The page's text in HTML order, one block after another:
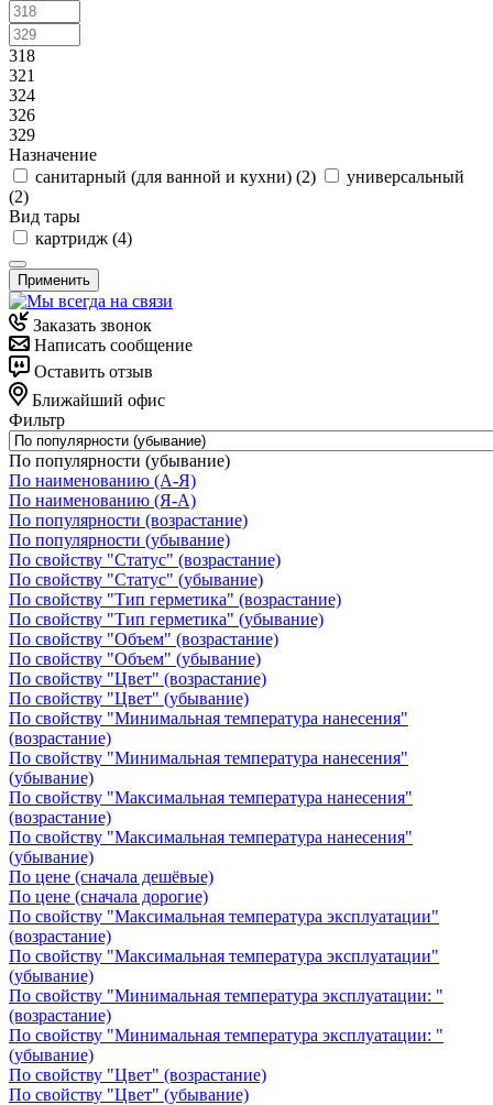
318
321
324
326
329
Назначение
санитарный (для ванной и кухни) (2)
универсальный
(2)
Вид тары
картридж (4)
Применить
Заказать звонок
Написать сообщение
Оставить отзыв
Ближайший офис
Фильтр
По популярности (убывание)
По наименованию (А-Я)
По наименованию (Я-А)
По популярности (возрастание)
По популярности (убывание)
По свойству "Статус" (возрастание)
По свойству "Статус" (убывание)
По свойству "Тип герметика" (возрастание)
По свойству "Тип герметика" (убывание)
По свойству "Объем" (возрастание)
По свойству "Объем" (убывание)
По свойству "Цвет" (возрастание)
По свойству "Цвет" (убывание)
По свойству "Минимальная температура нанесения"
(возрастание)
По свойству "Минимальная температура нанесения"
(убывание)
По свойству "Максимальная температура нанесения"
(возрастание)
По свойству "Максимальная температура нанесения"
(убывание)
По цене (сначала дешёвые)
По цене (сначала дорогие)
По свойству "Максимальная температура эксплуатации"
(возрастание)
По свойству "Максимальная температура эксплуатации"
(убывание)
По свойству "Минимальная температура эксплуатации: "
(возрастание)
По свойству "Минимальная температура эксплуатации: "
(убывание)
По свойству "Цвет" (возрастание)
По свойству "Цвет" (убывание)